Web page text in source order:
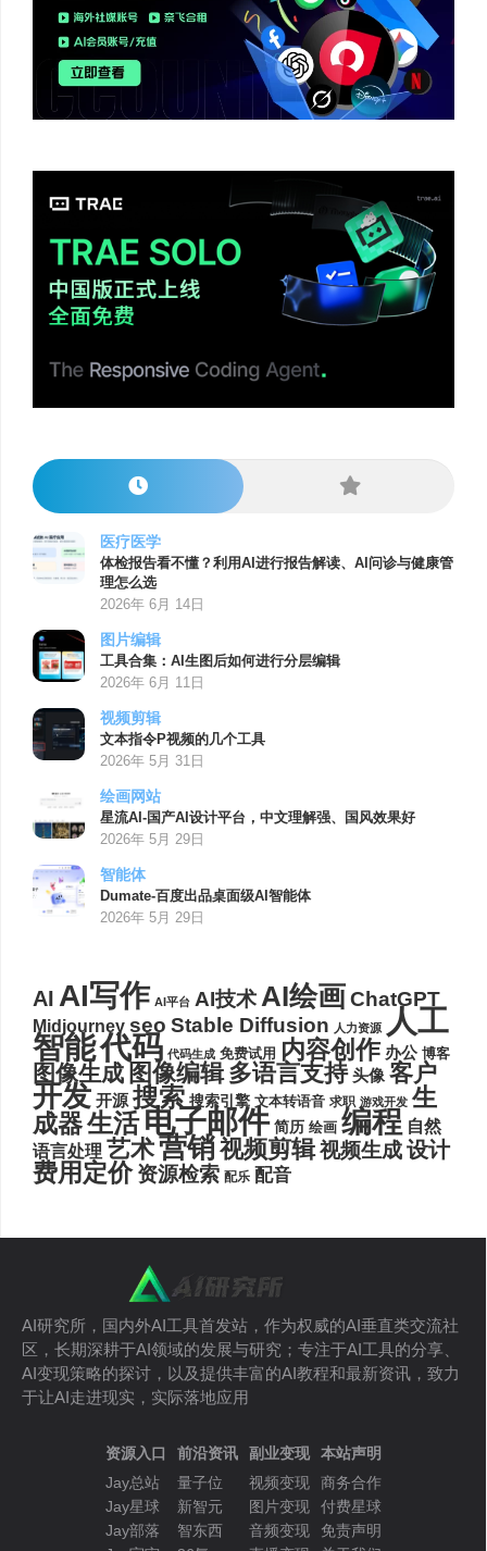
医疗医学
体检报告看不懂？利用AI进行报告解读、AI问诊与健康管
理怎么选
2026年 6月 14日
图片编辑
工具合集：AI生图后如何进行分层编辑
2026年 6月 11日
视频剪辑
文本指令P视频的几个工具
2026年 5月 31日
绘画网站
星流AI-国产AI设计平台，中文理解强、国风效果好
2026年 5月 29日
智能体
Dumate-百度出品桌面级AI智能体
2026年 5月 29日
AI AI写作 AI平台 AI技术AI绘画ChatGPT
Midjourney seo Stable Diffusion 人力资源 人工
智能代码 代码生成 免费试用 内容创作 办公 博客
图像生成 图像编辑 多语言支持 头像 客户
开发 开源 搜索 搜索引擎 文本转语音 求职 游戏开发 生
成器生活电子邮件 简历 绘画 编程 自然
语言处理 艺术营销视频剪辑视频生成设计
费用定价 资源检索 配乐 配音
AI研究所，国内外AI工具首发站，作为权威的AI垂直类交流社
区，长期深耕于AI领域的发展与研究；专注于AI工具的分享、
AI变现策略的探讨，以及提供丰富的AI教程和最新资讯，致力
于让AI走进现实，实际落地应用
资源入口
Jay总站
Jay星球
Jay部落
前沿资讯
量子位
新智元
智东西
副业变现
视频变现
图片变现
音频变现
本站声明
商务合作
付费星球
免责声明